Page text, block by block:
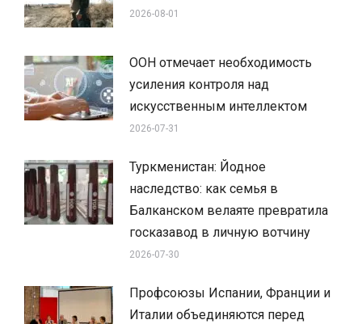
2026-08-01
ООН отмечает необходимость
усиления контроля над
искусственным интеллектом
2026-07-31
Туркменистан: Йодное
наследство: как семья в
Балканском велаяте превратила
госказавод в личную вотчину
2026-07-30
Профсоюзы Испании, Франции и
Италии объединяются перед